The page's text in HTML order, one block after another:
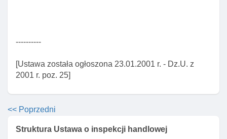
----------
[Ustawa została ogłoszona 23.01.2001 r. - Dz.U. z
2001 r. poz. 25]
<< Poprzedni
Struktura Ustawa o inspekcji handlowej
Art. 15. Zasady przeprowadzania kontroli
Art. 16. Uprawnienia inspektora w toku kontroli
Art. 16a. Obowiązki przedsiębiorcy w związku z
kontrolą
poruszania się na terenie jednostki kontrolowanej